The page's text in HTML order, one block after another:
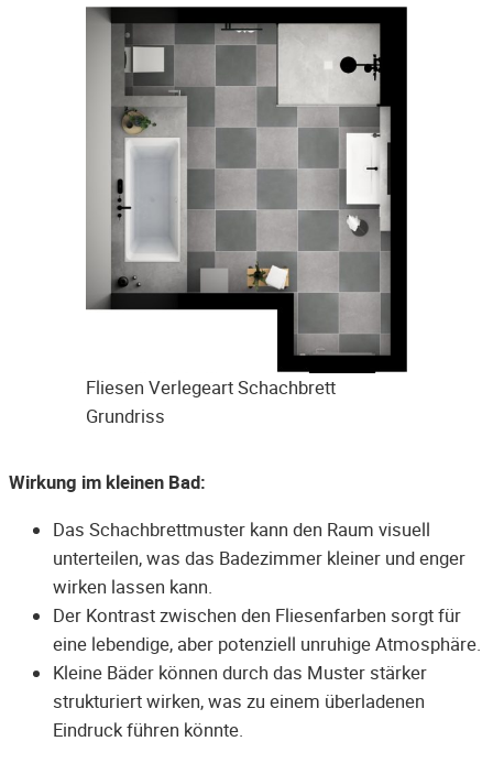
Fliesen Verlegeart Schachbrett
Grundriss
Wirkung im kleinen Bad:
Das Schachbrettmuster kann den Raum visuell
unterteilen, was das Badezimmer kleiner und enger
wirken lassen kann.
Der Kontrast zwischen den Fliesenfarben sorgt für
eine lebendige, aber potenziell unruhige Atmosphäre.
Kleine Bäder können durch das Muster stärker
strukturiert wirken, was zu einem überladenen
Eindruck führen könnte.